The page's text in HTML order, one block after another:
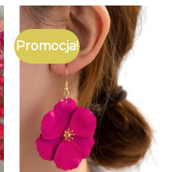
Promocja!